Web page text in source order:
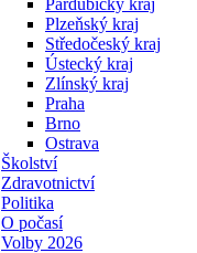
Pardubický kraj
Plzeňský kraj
Středočeský kraj
Ústecký kraj
Zlínský kraj
Praha
Brno
Ostrava
Školství
Zdravotnictví
Politika
O počasí
Volby 2026